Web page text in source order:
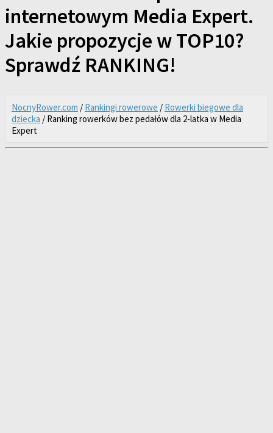
internetowym Media Expert.
Jakie propozycje w TOP10?
Sprawdź RANKING!
NocnyRower.com / Rankingi rowerowe / Rowerki biegowe dla
dziecka / Ranking rowerków bez pedałów dla 2-latka w Media
Expert